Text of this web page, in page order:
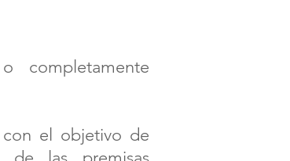
completamente
el objetivo de